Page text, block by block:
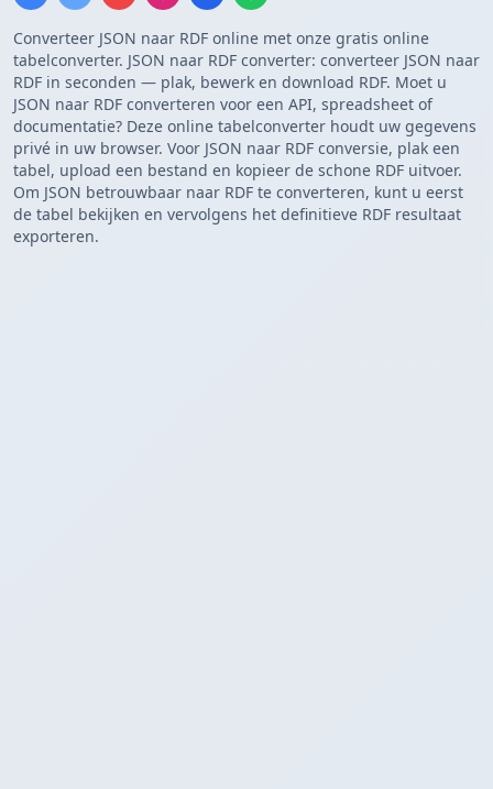
Converteer JSON naar RDF online met onze gratis online
tabelconverter. JSON naar RDF converter: converteer JSON naar
RDF in seconden — plak, bewerk en download RDF. Moet u
JSON naar RDF converteren voor een API, spreadsheet of
documentatie? Deze online tabelconverter houdt uw gegevens
privé in uw browser. Voor JSON naar RDF conversie, plak een
tabel, upload een bestand en kopieer de schone RDF uitvoer.
Om JSON betrouwbaar naar RDF te converteren, kunt u eerst
de tabel bekijken en vervolgens het definitieve RDF resultaat
exporteren.